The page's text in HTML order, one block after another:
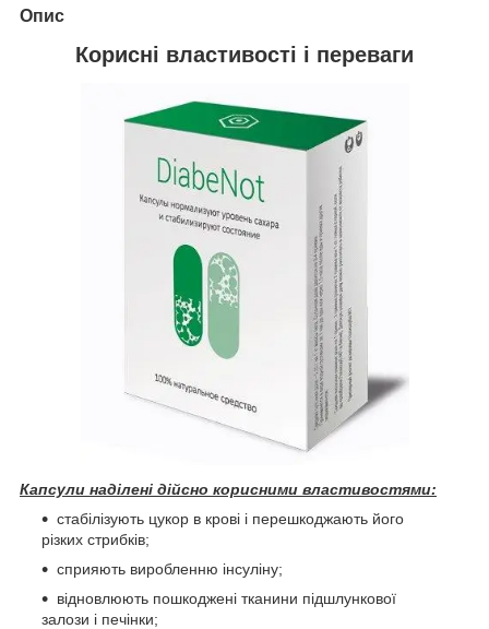
Опис
Корисні властивості і переваги
Капсули наділені дійсно корисними властивостями:
стабілізують цукор в крові і перешкоджають його
різких стрибків;
сприяють виробленню інсуліну;
відновлюють пошкоджені тканини підшлункової
залози і печінки;